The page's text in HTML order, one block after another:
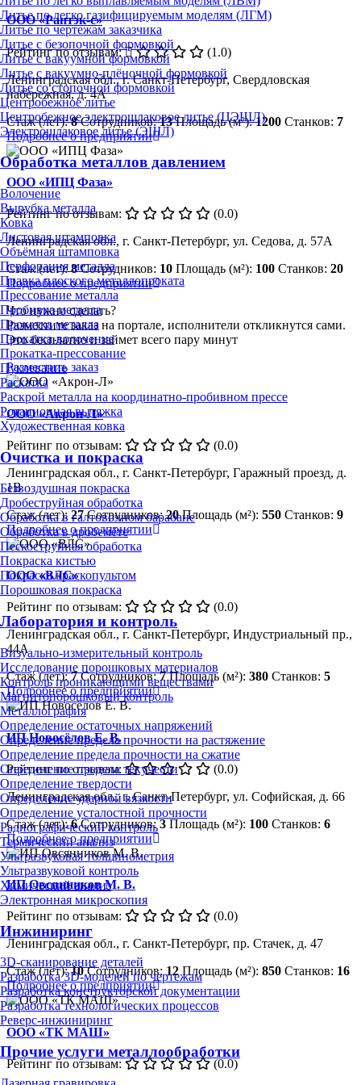
Литье по легко газифицируемым моделям (ЛГМ)
Литье по чертежам заказчика
Литье с безопочной формовкой
Литье с вакуумной формовкой
Литье с вакуумно-плёночной формовкой
Литье со стопочной формовкой
Центробежное литье
Центробежное электрошлаковое литье (ЦЭШЛ)
Электрошлаковое литье (ЭШЛ)
Обработка металлов давлением
Волочение
Вырубка металла
Ковка
Листовая штамповка
Объёмная штамповка
Перфорация металла
Правка плоского металлопроката
Прессование металла
Пробивка металла
Прокатка металла
Прокатка-волочение
Прокатка-прессование
Пуклевание
Раскатка
Раскрой металла на координатно-пробивном прессе
Ротационная вытяжка
Художественная ковка
Очистка и покраска
Безвоздушная покраска
Дробеструйная обработка
Обработка в галтовочном барабане
Обработка в дробемёте
Пескоструйная обработка
Покраска кистью
Покраска краскопультом
Порошковая покраска
Лаборатория и контроль
Визуально-измерительный контроль
Исследование порошковых материалов
Контроль проникающими веществами
Магнитопорошковый контроль
Металлография
Определение остаточных напряжений
Определение предела прочности на растяжение
Определение предела прочности на сжатие
Определение предела текучести
Определение твердости
Определение ударной вязкости
Определение усталостной прочности
Радиографический контроль
Термический анализ
Ультразвуковая толщинометрия
Ультразвуковой контроль
Химический анализ
Электронная микроскопия
Инжиниринг
3D-сканирование деталей
Разработка 3D-моделей по чертежам
Разработка конструкторской документации
Разработка технологических процессов
Реверс-инжиниринг
Прочие услуги металлообработки
ООО «Рантэк-с»
Рейтинг по отзывам:
(1.0)
Ленинградская обл., г. Санкт-Петербург, Свердловская
набережная, д. 4А
Стаж (лет):8 Сотрудников:13 Площадь (м²):1200 Станков: 7
Подробнее о предприятии
ООО «ИПЦ Фаза»
Рейтинг по отзывам:
(0.0)
Ленинградская обл., г. Санкт-Петербург, ул. Седова, д. 57А
Стаж (лет):8 Сотрудников: 10 Площадь (м²): 100 Станков: 20
Подробнее о предприятии
Что нужно сделать?
Разместите заказ на портале, исполнители откликнутся сами.
Это бесплатно и займет всего пару минут
Разместить заказ
ООО «Акрон-Л»
Рейтинг по отзывам:
(0.0)
Ленинградская обл., г. Санкт-Петербург, Гаражный проезд, д.
1В
Стаж (лет): 27 Сотрудников:20 Площадь (м²): 550 Станков: 9
Подробнее о предприятии
ООО «ВЛС»
Рейтинг по отзывам:
(0.0)
Ленинградская обл., г. Санкт-Петербург, Индустриальный пр.,
44А
Стаж (лет):7 Сотрудников:7 Площадь (м²): 380 Станков: 5
Подробнее о предприятии
ИП Новосёлов Е. В.
Рейтинг по отзывам:
(0.0)
Ленинградская обл., г. Санкт-Петербург, ул. Софийская, д. 66
Стаж (лет):6 Сотрудников:3 Площадь (м²): 100 Станков: 6
Подробнее о предприятии
ИП Овсянников М. В.
Рейтинг по отзывам:
(0.0)
Ленинградская обл., г. Санкт-Петербург, пр. Стачек, д. 47
Стаж (лет):10 Сотрудников: 12 Площадь (м²): 850 Станков: 16
Подробнее о предприятии
ООО «ТК МАШ»
Рейтинг по отзывам:
(0.0)